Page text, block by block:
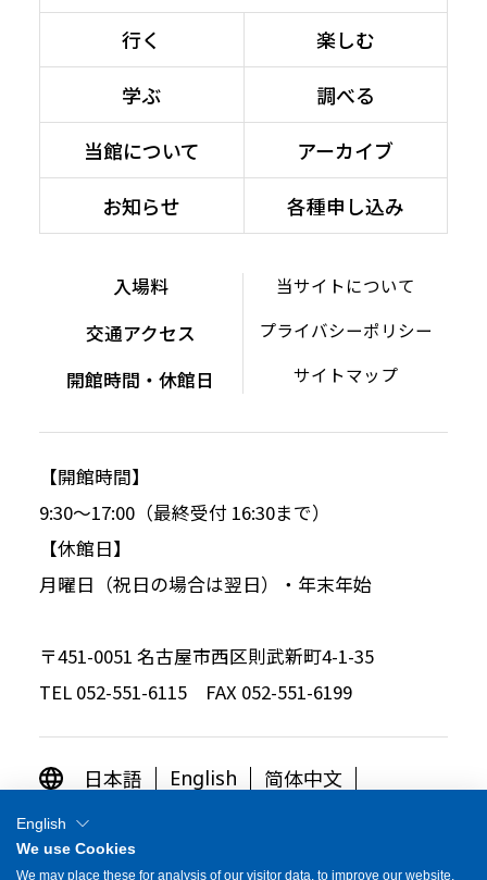
行く
楽しむ
学ぶ
調べる
当館について
アーカイブ
お知らせ
各種申し込み
入場料
交通アクセス
開館時間・休館日
当サイトについて
プライバシーポリシー
サイトマップ
【開館時間】
9:30～17:00（最終受付 16:30まで）
【休館日】
月曜日（祝日の場合は翌日）・年末年始
〒451-0051 名古屋市西区則武新町4-1-35
TEL 052-551-6115 FAX 052-551-6199
日本語 English
简体中文
繁体中文
English
We use Cookies
We may place these for analysis of our visitor data, to improve our website,